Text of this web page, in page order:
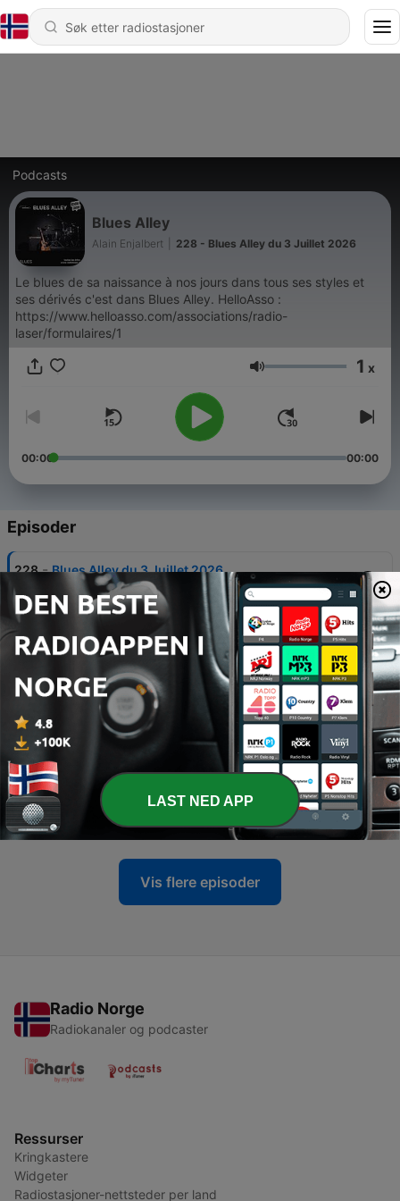
Podcasts
Blues Alley
Alain Enjalbert 228 - Blues Alley du 3 Juillet 2026
Le blues de sa naissance à nos jours dans tous ses styles et
ses dérivés c'est dans Blues Alley. HelloAsso :
https://www.helloasso.com/associations/radio-
laser/formulaires/1
Volum 1 x
00:00 00:00
Episoder
228 - Blues Alley du 3 Juillet 2026
03 juli 2026
227 Blues Alley du 26 Juin 2026
26 juni 2026
226 - Blues Alley du 19 Juin 2026
225 - Blues Alley du 12 Juin 2026
12 juni 2026
224 - Blues Alley du 05 Juin 2026
05 juni 2026
Vis flere episoder
Radio Norge
Radiokanaler og podcaster
Ressurser
Kringkastere
Widgeter
Radiostasjoner-nettsteder per land
LAST NED APP